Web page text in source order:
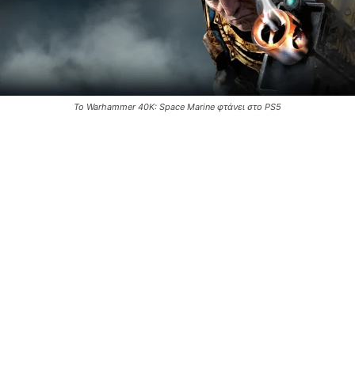
Το Warhammer 40K: Space Marine φτάνει στο PS5